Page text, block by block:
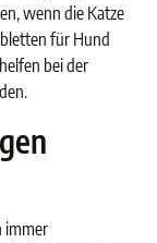
wenn die Katze
für Hund
bei der
immer